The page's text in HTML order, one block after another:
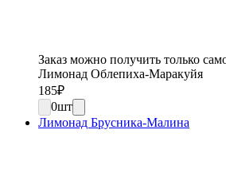
Заказ можно получить только
Лимонад Облепиха-Маракуйя
185₽
0шт
Лимонад Брусника-Малина